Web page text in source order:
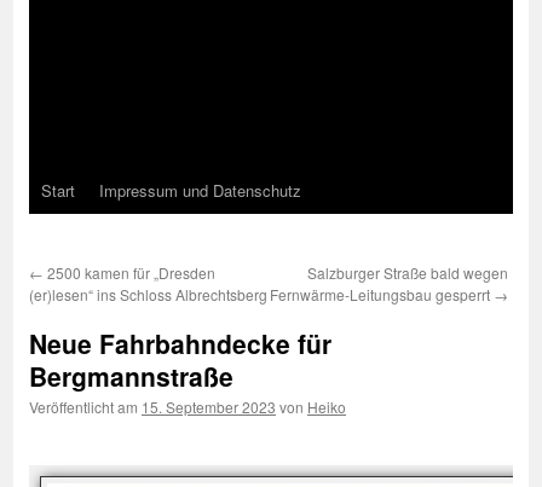
Start Impressum und Datenschutz
← 2500 kamen für „Dresden
(er)lesen“ ins Schloss Albrechtsberg
Salzburger Straße bald wegen
Fernwärme-Leitungsbau gesperrt →
Neue Fahrbahndecke für
Bergmannstraße
Veröffentlicht am 15. September 2023 von Heiko